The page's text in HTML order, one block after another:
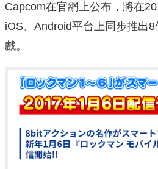
Capcom在官網上公布，將在
iOS、Android平台上同步推出
戲。